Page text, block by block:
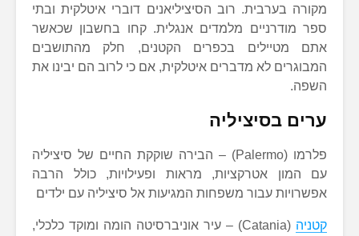
מקורה בערבית. רוב הסיציליאנים דוברי איטלקית ובתי
ספר מודרניים מלמדים אנגלית. קחו בחשבון שכאשר
אתם מטיילים בכפרים הקטנים, חלק מהתושבים
המבוגרים לא מדברים איטלקית, אם כי לרוב הם יבינו את
השפה.
ערים בסיציליה
פלרמו (Palermo) – הבירה שוקקת החיים של סיציליה
עם המון אטרקציות, מראות ופעילויות, כולל הרבה
אפשרויות עבור משפחות המגיעות אל סיציליה עם ילדים
קטניה
(Catania) – עיר אוניברסיטה הומה ומוקד כלכלי,